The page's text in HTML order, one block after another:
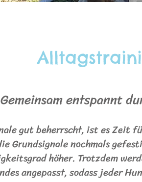
Gemeinsam entspannt
gut beherrscht, ist es Zeit
Grundsignale nochmals
höher. Trotzdem
angepasst, sodass jeder